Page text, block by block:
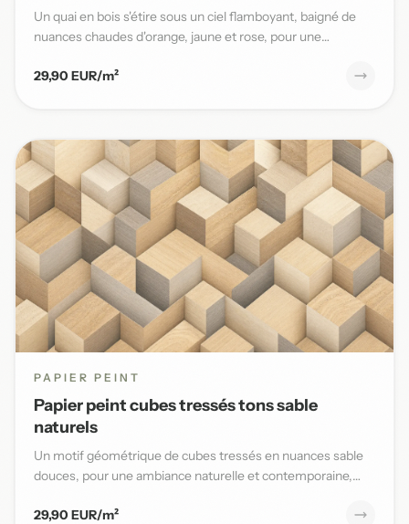
Un quai en bois s'étire sous un ciel flamboyant, baigné de
nuances chaudes d'orange, jaune et rose, pour une
29,90 EUR/m²
PAPIER PEINT
Papier peint cubes tressés tons sable
naturels
Un motif géométrique de cubes tressés en nuances sable
douces, pour une ambiance naturelle et contemporaine,
29,90 EUR/m²